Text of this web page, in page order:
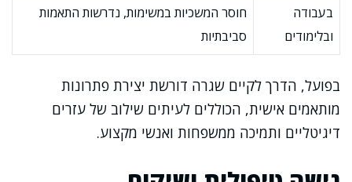
בעבודה
ובלימודים
חוסר המשכיות במשימות, נדרשות התאמות
סביבתיות
בפועל, הדרך לקיים שגרה דורשת יצירת פתרונות
מותאמים אישית, הכוללים לעיתים שילוב של עזרים
דיגיטליים ותמיכה ממשפחות ואנשי מקצוע.